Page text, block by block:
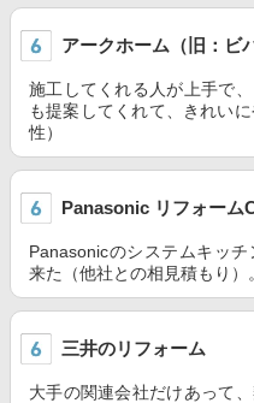
アークホーム（旧：ビ
施工してくれる人が上手で
も提案してくれて、きれい
性）
Panasonic リフォーム
Panasonicのシステムキッ
来た（他社との相見積もり）
三井のリフォーム
大手の関連会社だけあって